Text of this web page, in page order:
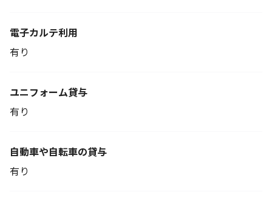
電子カルテ利用
有り
ユニフォーム貸与
有り
自動車や自転車の貸与
有り